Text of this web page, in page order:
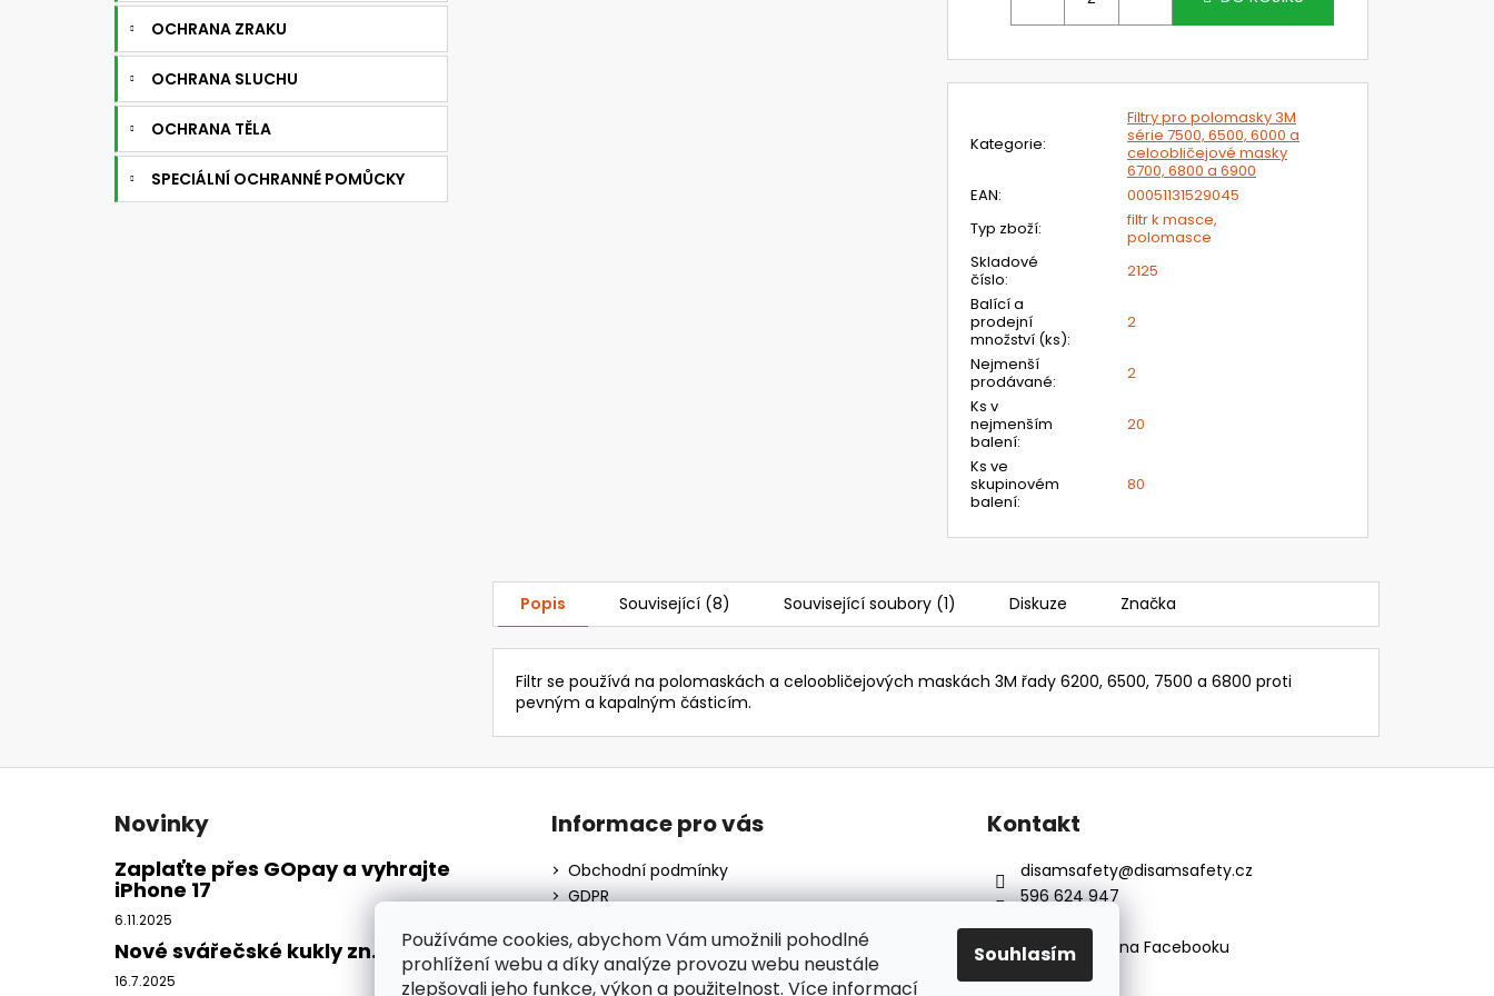
Používáme cookies, abychom Vám umožnili pohodlné
prohlížení webu a díky analýze provozu webu neustále
zlepšovali jeho funkce, výkon a použitelnost. Více informací
Souhlasím
OCHRANA ZRAKU
OCHRANA SLUCHU
OCHRANA TĚLA
SPECIÁLNÍ OCHRANNÉ POMŮCKY
Kategorie:
Filtry pro polomasky 3M
série 7500, 6500, 6000 a
celoobličejové masky
6700, 6800 a 6900
EAN:
00051131529045
Typ zboží:
filtr k masce,
polomasce
Skladové
číslo:
2125
Balící a
prodejní
množství (ks):
2
Nejmenší
prodávané:
2
Ks v
nejmenším
balení:
20
Ks ve
skupinovém
balení:
80
Popis Související (8) Související soubory (1) Diskuze Značka
Filtr se používá na polomaskách a celoobličejových maskách 3M řady 6200, 6500, 7500 a 6800 proti
pevným a kapalným částicím.
Z
Novinky
Zaplaťte přes GOpay a vyhrajte
iPhone 17
6.11.2025
Nové svářečské kukly zn. CleanAIR
16.7.2025
Informace pro vás
Obchodní podmínky
GDPR
Moje objednávka
Blog
Kontakt
disamsafety@disamsafety.cz
596 624 947
Sledujte nás na Facebooku